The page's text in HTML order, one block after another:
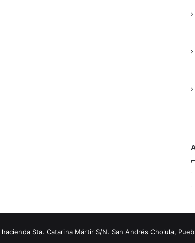
Sta. Catarina Mártir S/N. San Andrés Cholula,